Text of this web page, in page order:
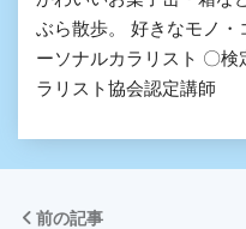
ぶら散歩。 好きなモノ
ーソナルカラリスト 〇
ラリスト協会認定講師
前の記事